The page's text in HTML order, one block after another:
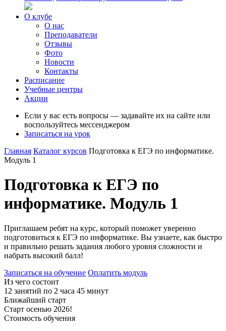
О клубе
О нас
Преподаватели
Отзывы
Фото
Новости
Контакты
Расписание
Учебные центры
Акции
Если у вас есть вопросы — задавайте их на сайте или
воспользуйтесь мессенджером
Записаться на урок
Главная Каталог курсов Подготовка к ЕГЭ по информатике.
Модуль 1
Подготовка к ЕГЭ по
информатике. Модуль 1
Приглашаем ребят на курс, который поможет уверенно
подготовиться к ЕГЭ по информатике. Вы узнаете, как быстро
и правильно решать задания любого уровня сложности и
набрать высокий балл!
Записаться на обучение Оплатить модуль
Из чего состоит
12 занятий по 2 часа 45 минут
Ближайший старт
Старт осенью 2026!
Стоимость обучения